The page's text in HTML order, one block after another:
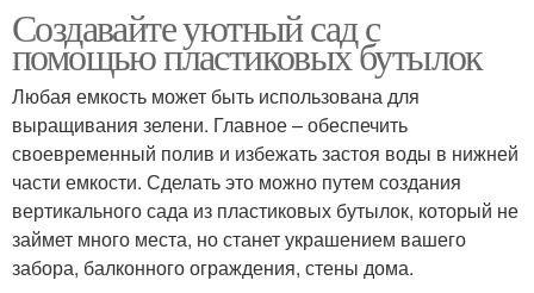
Создавайте уютный сад с
помощью пластиковых бутылок
Любая емкость может быть использована для
выращивания зелени. Главное – обеспечить
своевременный полив и избежать застоя воды в нижней
части емкости. Сделать это можно путем создания
вертикального сада из пластиковых бутылок, который не
займет много места, но станет украшением вашего
забора, балконного ограждения, стены дома.